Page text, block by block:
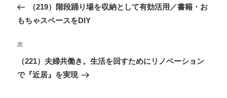
ナ
ビ
ゲ
シ
ョ
去
の
稿
（219）階段踊り場を収納として有効活用／書籍・お
もちゃスペースをDIY
次
の
投
次
（221）夫婦共働き。生活を回すためにリノベーション
で『近居』を実現